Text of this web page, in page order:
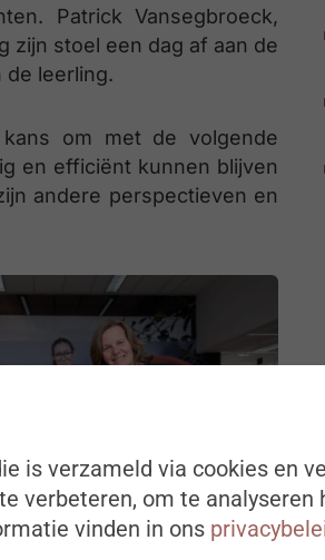
Patrick Vansegbroeck,
zijn stoel een dag af aan de
de leerling.
om met de volgende
en efficiënt kunnen blijven
andere perspectieven en
is verzameld via cookies en
verbeteren, om te analyseren
vinden in ons